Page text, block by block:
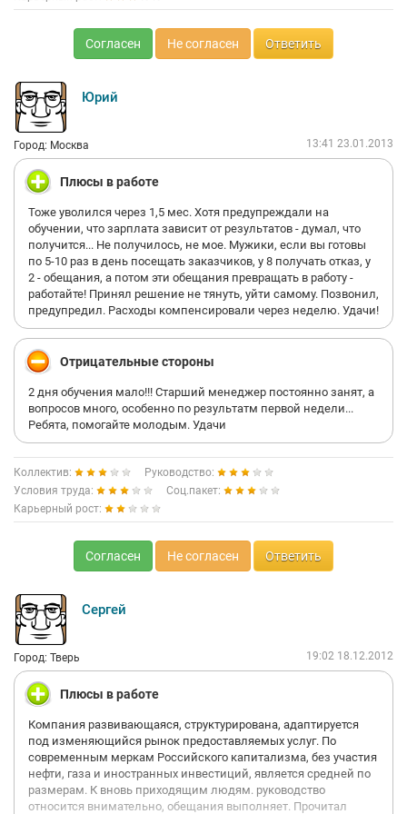
так нет "чесного офицера" зависть задавила: много
зарабатываю, да еще и на "диване". Все буду заканчивать
итак много написал, всем пока, думайте.
Согласен Не согласен Ответить
Юрий
Город: Москва 13:41 23.01.2013
Плюсы в работе
Тоже уволился через 1,5 мес. Хотя предупреждали на
обучении, что зарплата зависит от результатов - думал, что
получится... Не получилось, не мое. Мужики, если вы готовы
по 5-10 раз в день посещать заказчиков, у 8 получать отказ, у
2 - обещания, а потом эти обещания превращать в работу -
работайте! Принял решение не тянуть, уйти самому. Позвонил,
предупредил. Расходы компенсировали через неделю. Удачи!
Отрицательные стороны
2 дня обучения мало!!! Старший менеджер постоянно занят, а
вопросов много, особенно по результатм первой недели...
Ребята, помогайте молодым. Удачи
Коллектив:
Руководство:
Условия труда:
Соц.пакет:
Карьерный рост:
Согласен Не согласен Ответить
Сергей
Город: Тверь 19:02 18.12.2012
Плюсы в работе
Компания развивающаяся, структурирована, адаптируется
под изменяющийся рынок предоставляемых услуг. По
современным меркам Российского капитализма, без участия
нефти, газа и иностранных инвестиций, является средней по
размерам. К вновь приходящим людям. руководство
относится внимательно, обещания выполняет. Прочитал